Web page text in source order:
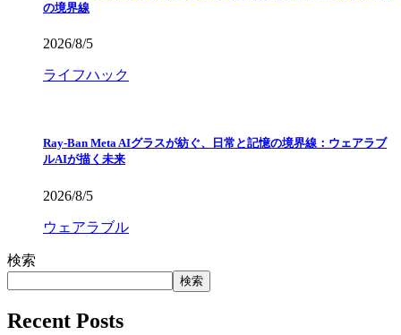
の境界線
2026/8/5
ライフハック
Ray-Ban Meta AIグラスが紡ぐ、日常と記憶の境界線：ウェアラブ
ルAIが描く未来
2026/8/5
ウェアラブル
検索
検索
Recent Posts